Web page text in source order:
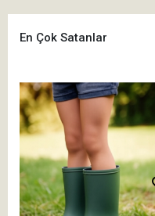
En Çok Satanlar